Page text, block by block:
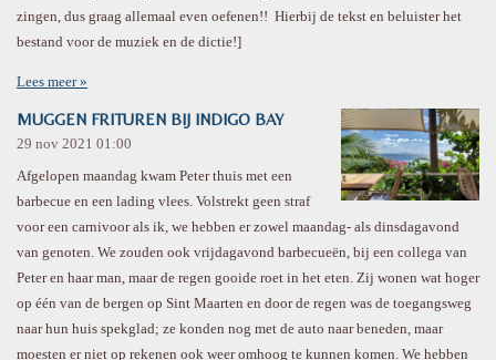
zingen, dus graag allemaal even oefenen!! Hierbij de tekst en beluister het
bestand voor de muziek en de dictie!]
Lees meer »
MUGGEN FRITUREN BIJ INDIGO BAY
29 nov 2021 01:00
Afgelopen maandag kwam Peter thuis met een
barbecue en een lading vlees. Volstrekt geen straf
voor een carnivoor als ik, we hebben er zowel maandag- als dinsdagavond
van genoten. We zouden ook vrijdagavond barbecueën, bij een collega van
Peter en haar man, maar de regen gooide roet in het eten. Zij wonen wat hoger
op één van de bergen op Sint Maarten en door de regen was de toegangsweg
naar hun huis spekglad; ze konden nog met de auto naar beneden, maar
moesten er niet op rekenen ook weer omhoog te kunnen komen. We hebben